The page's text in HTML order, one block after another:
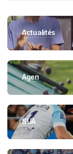
Actualités
Agen
SUA